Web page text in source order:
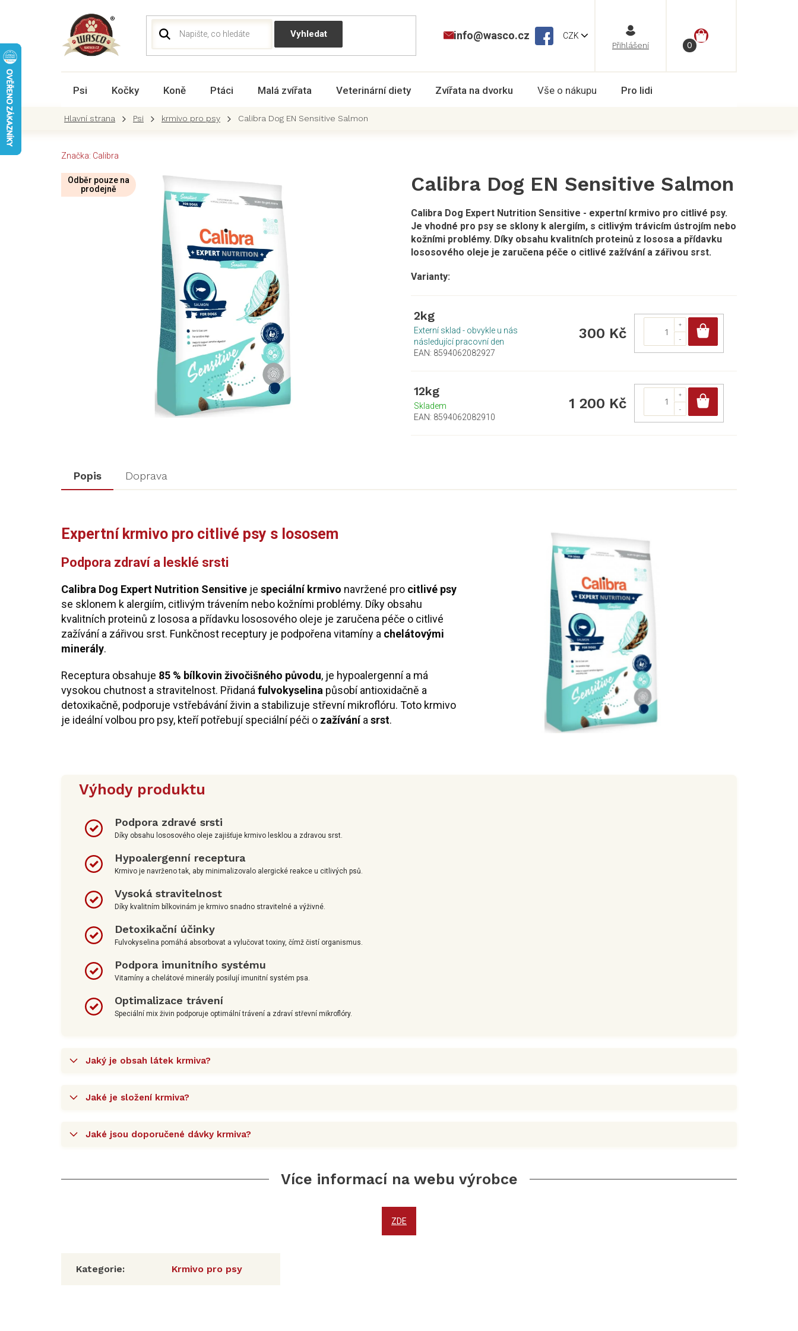
CZK
NÁKUPNÍ
info@wasco.cz
Psi Kočky Koně Ptáci Malá zvířata Veterinární diety Zvířata na dvorku Vše o nákupu Pro lidi
Psi krmivo pro psy Calibra Dog EN Sensitive Salmon
Značka: Calibra
Odběr pouze na
prodejně
Calibra Dog Expert Nutrition Sensitive - expertní krmivo pro citlivé psy.
Je vhodné pro psy se sklony k alergiím, s citlivým trávicím ústrojím nebo
kožními problémy. Díky obsahu kvalitních proteinů z lososa a přídavku
lososového oleje je zaručena péče o citlivé zažívání a zářivou srst.
Calibra Dog EN Sensitive Salmon
2kg
Externí sklad - obvykle u nás
následující pracovní den
EAN: 8594062082927
300 Kč
12kg
Skladem
EAN: 8594062082910
1 200 Kč
Popis Doprava
Expertní krmivo pro citlivé psy s lososem
Podpora zdraví a lesklé srsti
Calibra Dog Expert Nutrition Sensitive je speciální krmivo navržené pro citlivé psy
se sklonem k alergiím, citlivým trávením nebo kožními problémy. Díky obsahu
kvalitních proteinů z lososa a přídavku lososového oleje je zaručena péče o citlivé
zažívání a zářivou srst. Funkčnost receptury je podpořena vitamíny a chelátovými
minerály.
Receptura obsahuje 85 % bílkovin živočišného původu, je hypoalergenní a má
vysokou chutnost a stravitelnost. Přidaná fulvokyselina působí antioxidačně a
detoxikačně, podporuje vstřebávání živin a stabilizuje střevní mikroflóru. Toto krmivo
je ideální volbou pro psy, kteří potřebují speciální péči o zažívánía srst.
Výhody produktu
Podpora zdravé srsti
Díky obsahu lososového oleje zajišťuje krmivo lesklou a zdravou srst.
Hypoalergenní receptura
Krmivo je navrženo tak, aby minimalizovalo alergické reakce u citlivých psů.
Vysoká stravitelnost
Díky kvalitním bílkovinám je krmivo snadno stravitelné a výživné.
Detoxikační účinky
Fulvokyselina pomáhá absorbovat a vylučovat toxiny, čímž čistí organismus.
Podpora imunitního systému
Vitamíny a chelátové minerály posilují imunitní systém psa.
Optimalizace trávení
Speciální mix živin podporuje optimální trávení a zdraví střevní mikroflóry.
Jaký je obsah látek krmiva?
Jaké je složení krmiva?
Jaké jsou doporučené dávky krmiva?
Více informací na webu výrobce
ZDE
Kategorie: Krmivo pro psy